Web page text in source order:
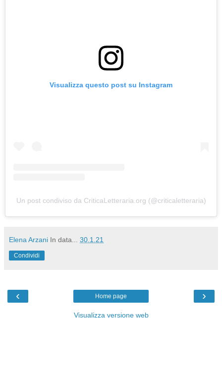
Visualizza questo post su Instagram
Un post condiviso da CriticaLetteraria.org (@criticaletteraria)
Elena Arzani In data... 30.1.21
Condividi
‹ ›
Home page
Visualizza versione web